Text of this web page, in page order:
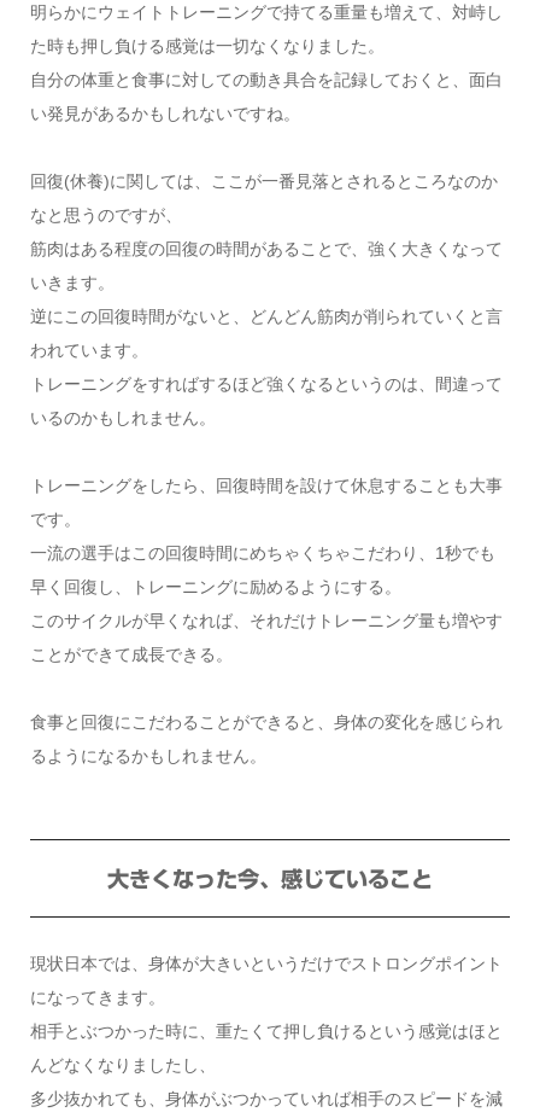
明らかにウェイトトレーニングで持てる重量も増えて、対峙し
た時も押し負ける感覚は一切なくなりました。
自分の体重と食事に対しての動き具合を記録しておくと、面白
い発見があるかもしれないですね。
回復(休養)に関しては、ここが一番見落とされるところなのか
なと思うのですが、
筋肉はある程度の回復の時間があることで、強く大きくなって
いきます。
逆にこの回復時間がないと、どんどん筋肉が削られていくと言
われています。
トレーニングをすればするほど強くなるというのは、間違って
いるのかもしれません。
トレーニングをしたら、回復時間を設けて休息することも大事
です。
一流の選手はこの回復時間にめちゃくちゃこだわり、1秒でも
早く回復し、トレーニングに励めるようにする。
このサイクルが早くなれば、それだけトレーニング量も増やす
ことができて成長できる。
食事と回復にこだわることができると、身体の変化を感じられ
るようになるかもしれません。
大きくなった今、感じていること
現状日本では、身体が大きいというだけでストロングポイント
になってきます。
相手とぶつかった時に、重たくて押し負けるという感覚はほと
んどなくなりましたし、
多少抜かれても、身体がぶつかっていれば相手のスピードを減